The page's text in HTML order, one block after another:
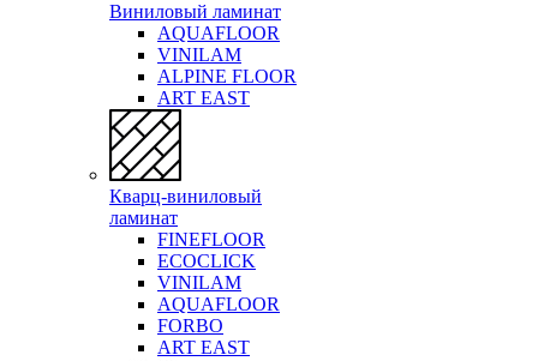
Виниловый ламинат
AQUAFLOOR
VINILAM
ALPINE FLOOR
ART EAST
Кварц-виниловый
ламинат
FINEFLOOR
ECOCLICK
VINILAM
AQUAFLOOR
FORBO
ART EAST